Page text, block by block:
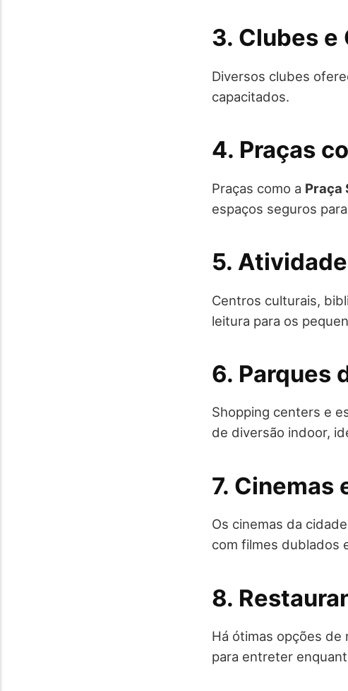
3. Clubes e
Diversos clubes
capacitados.
4. Praças
Praças como a Praça
espaços seguros
5.
Centros culturais,
leitura para os
6. Parques
Shopping centers e
de diversão indoor,
7. Cinemas
Os cinemas da
com filmes dublados
8.
Há ótimas opções
para entreter